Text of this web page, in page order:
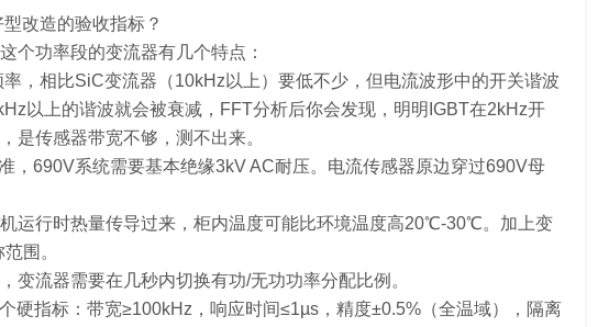
改造的验收指标？
个功率段的变流器有几个特点：
，相比SiC变流器（10kHz以上）要低不少，但电流波形中的开关谐波
以上的谐波就会被衰减，FFT分析后你会发现，明明IGBT在2kHz开
传感器带宽不够，测不出来。
，690V系统需要基本绝缘3kV AC耐压。电流传感器原边穿过690V母
运行时热量传导过来，柜内温度可能比环境温度高20℃-30℃。加上变
围。
变流器需要在几秒内切换有功/无功功率分配比例。
硬指标：带宽≥100kHz，响应时间≤1µs，精度±0.5%（全温域），隔离